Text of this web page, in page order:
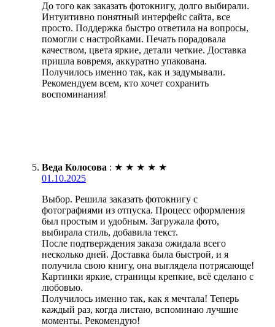
До того как заказать фотокнигу, долго выбирали.
Интуитивно понятный интерфейс сайта, все
просто. Поддержка быстро ответила на вопросы,
помогли с настройками. Печать порадовала
качеством, цвета яркие, детали четкие. Доставка
пришла вовремя, аккуратно упакована.
Получилось именно так, как и задумывали.
Рекомендуем всем, кто хочет сохранить
воспоминания!
Веда Колосова : ★ ★ ★ ★ ★
01.10.2025
Выбор. Решила заказать фотокнигу с
фотографиями из отпуска. Процесс оформления
был простым и удобным. Загружала фото,
выбирала стиль, добавила текст.
После подтверждения заказа ожидала всего
несколько дней. Доставка была быстрой, и я
получила свою книгу, она выглядела потрясающе!
Картинки яркие, страницы крепкие, всё сделано с
любовью.
Получилось именно так, как я мечтала! Теперь
каждый раз, когда листаю, вспоминаю лучшие
моменты. Рекомендую!